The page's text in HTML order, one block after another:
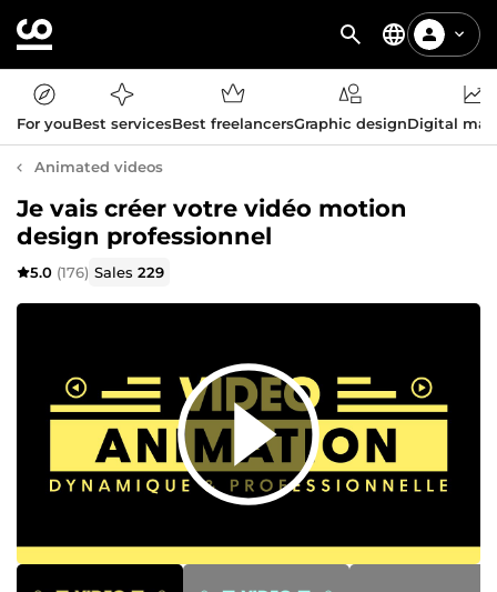
For youBest servicesBest freelancersGraphic designDigital
Animated videos
Je vais créer votre vidéo motion
design professionnel
5.0 (176) Sales229